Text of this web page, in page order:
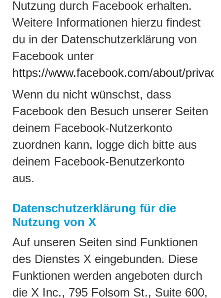
Nutzung durch Facebook erhalten.
Weitere Informationen hierzu findest
du in der Datenschutzerklärung von
Facebook unter
https://www.facebook.com/about/
Wenn du nicht wünschst, dass
Facebook den Besuch unserer Seiten
deinem Facebook-Nutzerkonto
zuordnen kann, logge dich bitte aus
deinem Facebook-Benutzerkonto
aus.
Datenschutzerklärung für die
Nutzung von X
Auf unseren Seiten sind Funktionen
des Dienstes X eingebunden. Diese
Funktionen werden angeboten durch
die X Inc., 795 Folsom St., Suite 600,